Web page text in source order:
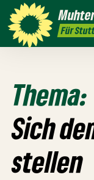
Für
Presse Kontakt
mich
Thema:
Sich
stellen